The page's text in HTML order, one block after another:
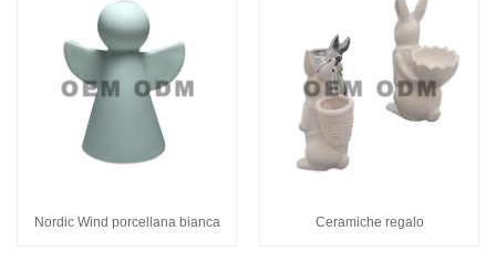
Nordic Wind porcellana bianca Ceramiche regalo